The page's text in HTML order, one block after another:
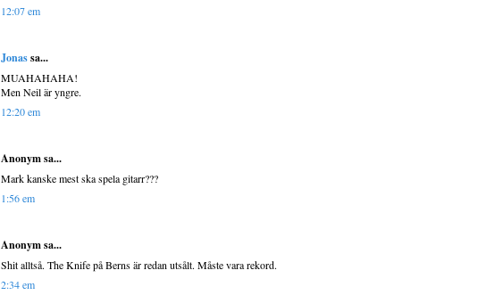
12:07 em
Jonassa...
MUAHAHAHA!
Men Neil är yngre.
12:20 em
Anonym sa...
Mark kanske mest ska spela gitarr???
1:56 em
Anonym sa...
Shit alltså. The Knife på Berns är redan utsålt. Måste vara rekord.
2:34 em